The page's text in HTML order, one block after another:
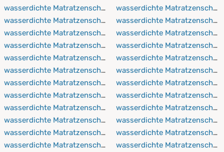
wasserdichte Matratzenschoner 50x90 cm
wasserdichte Matratzenschoner 50x100 cm
wasserdichte Matratzenschoner 60x120 cm
wasserdichte Matratzenschoner 60x190 cm
wasserdichte Matratzenschoner 60x200 cm
wasserdichte Matratzenschoner 60x210 cm
wasserdichte Matratzenschoner 60x220 cm
wasserdichte Matratzenschoner 70x140 cm
wasserdichte Matratzenschoner 70x160 cm
wasserdichte Matratzenschoner 70x190 cm
wasserdichte Matratzenschoner 70x200 cm
wasserdichte Matratzenschoner 70x210 cm
wasserdichte
wasserdichte
wasserdichte
wasserdichte
wasserdichte
wasserdichte
wasserdichte
wasserdichte
wasserdichte
wasserdichte
wasserdichte
wasserdichte